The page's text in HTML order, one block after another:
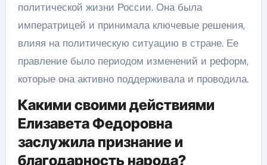
политической жизни России. Она была
императрицей и принимала ключевые решения,
влияя на политическую ситуацию в стране. Ее
правление было периодом изменений и реформ,
которые она активно поддерживала и проводила.
Какими своими действиями
Елизавета Федоровна
заслужила признание и
благодарность народа?